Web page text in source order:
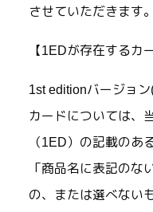
させていただきます。
【1EDが存在するカ
1st editionバージョ
カードについては、
（1ED）の記載のあ
「商品名に表記のな
の、または選べない